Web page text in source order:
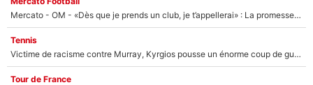
Mercato - OM - «Dès que je prends un club, je t’appellerai» : La promesse de Marcelino au moment de claquer la porte
Tennis
Victime de racisme contre Murray, Kyrgios pousse un énorme coup de gueule !
Tour de France